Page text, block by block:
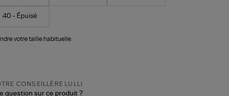
40 - Épuisé
votre taille habituelle.
CONSEILLÈRE LULLI
question sur ce produit ?